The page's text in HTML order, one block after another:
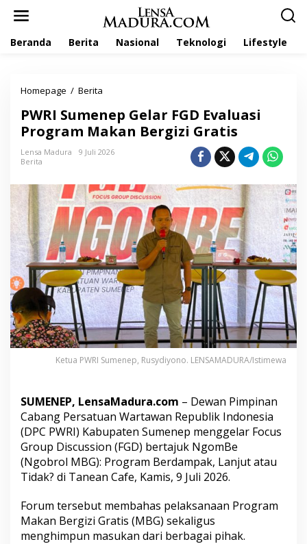
Beranda Berita Nasional Teknologi Lifestyle
Homepage / Berita
R
I
S
u
n
e
p
G
e
l
a
r
F
G
D
E
v
a
l
s
P
r
o
g
r
a
M
a
k
PWRI Sumenep Gelar FGD Evaluasi
Program Makan Bergizi Gratis
Lensa Madura
9 Juli 2026
Berita
Ketua PWRI Sumenep, Rusydiyono. LENSAMADURA/Istimewa
SUMENEP, LensaMadura.com – Dewan Pimpinan
Cabang Persatuan Wartawan Republik Indonesia
(DPC PWRI) Kabupaten Sumenep menggelar Focus
Group Discussion (FGD) bertajuk NgomBe
(Ngobrol MBG): Program Berdampak, Lanjut atau
Tidak? di Tanean Cafe, Kamis, 9 Juli 2026.
Forum tersebut membahas pelaksanaan Program
Makan Bergizi Gratis (MBG) sekaligus
menghimpun masukan dari berbagai pihak.